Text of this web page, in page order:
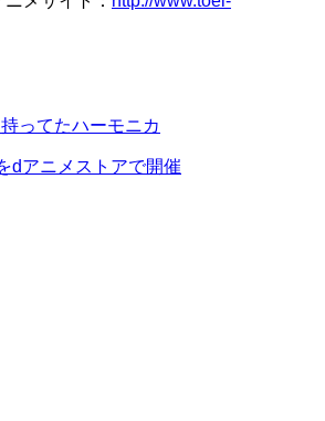
ってたハーモニカ
dアニメストアで開催